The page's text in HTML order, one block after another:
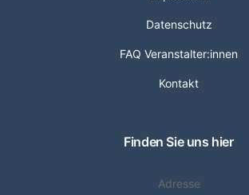
Datenschutz
FAQ Veranstalter:innen
Kontakt
Finden Sie uns hier
Adresse